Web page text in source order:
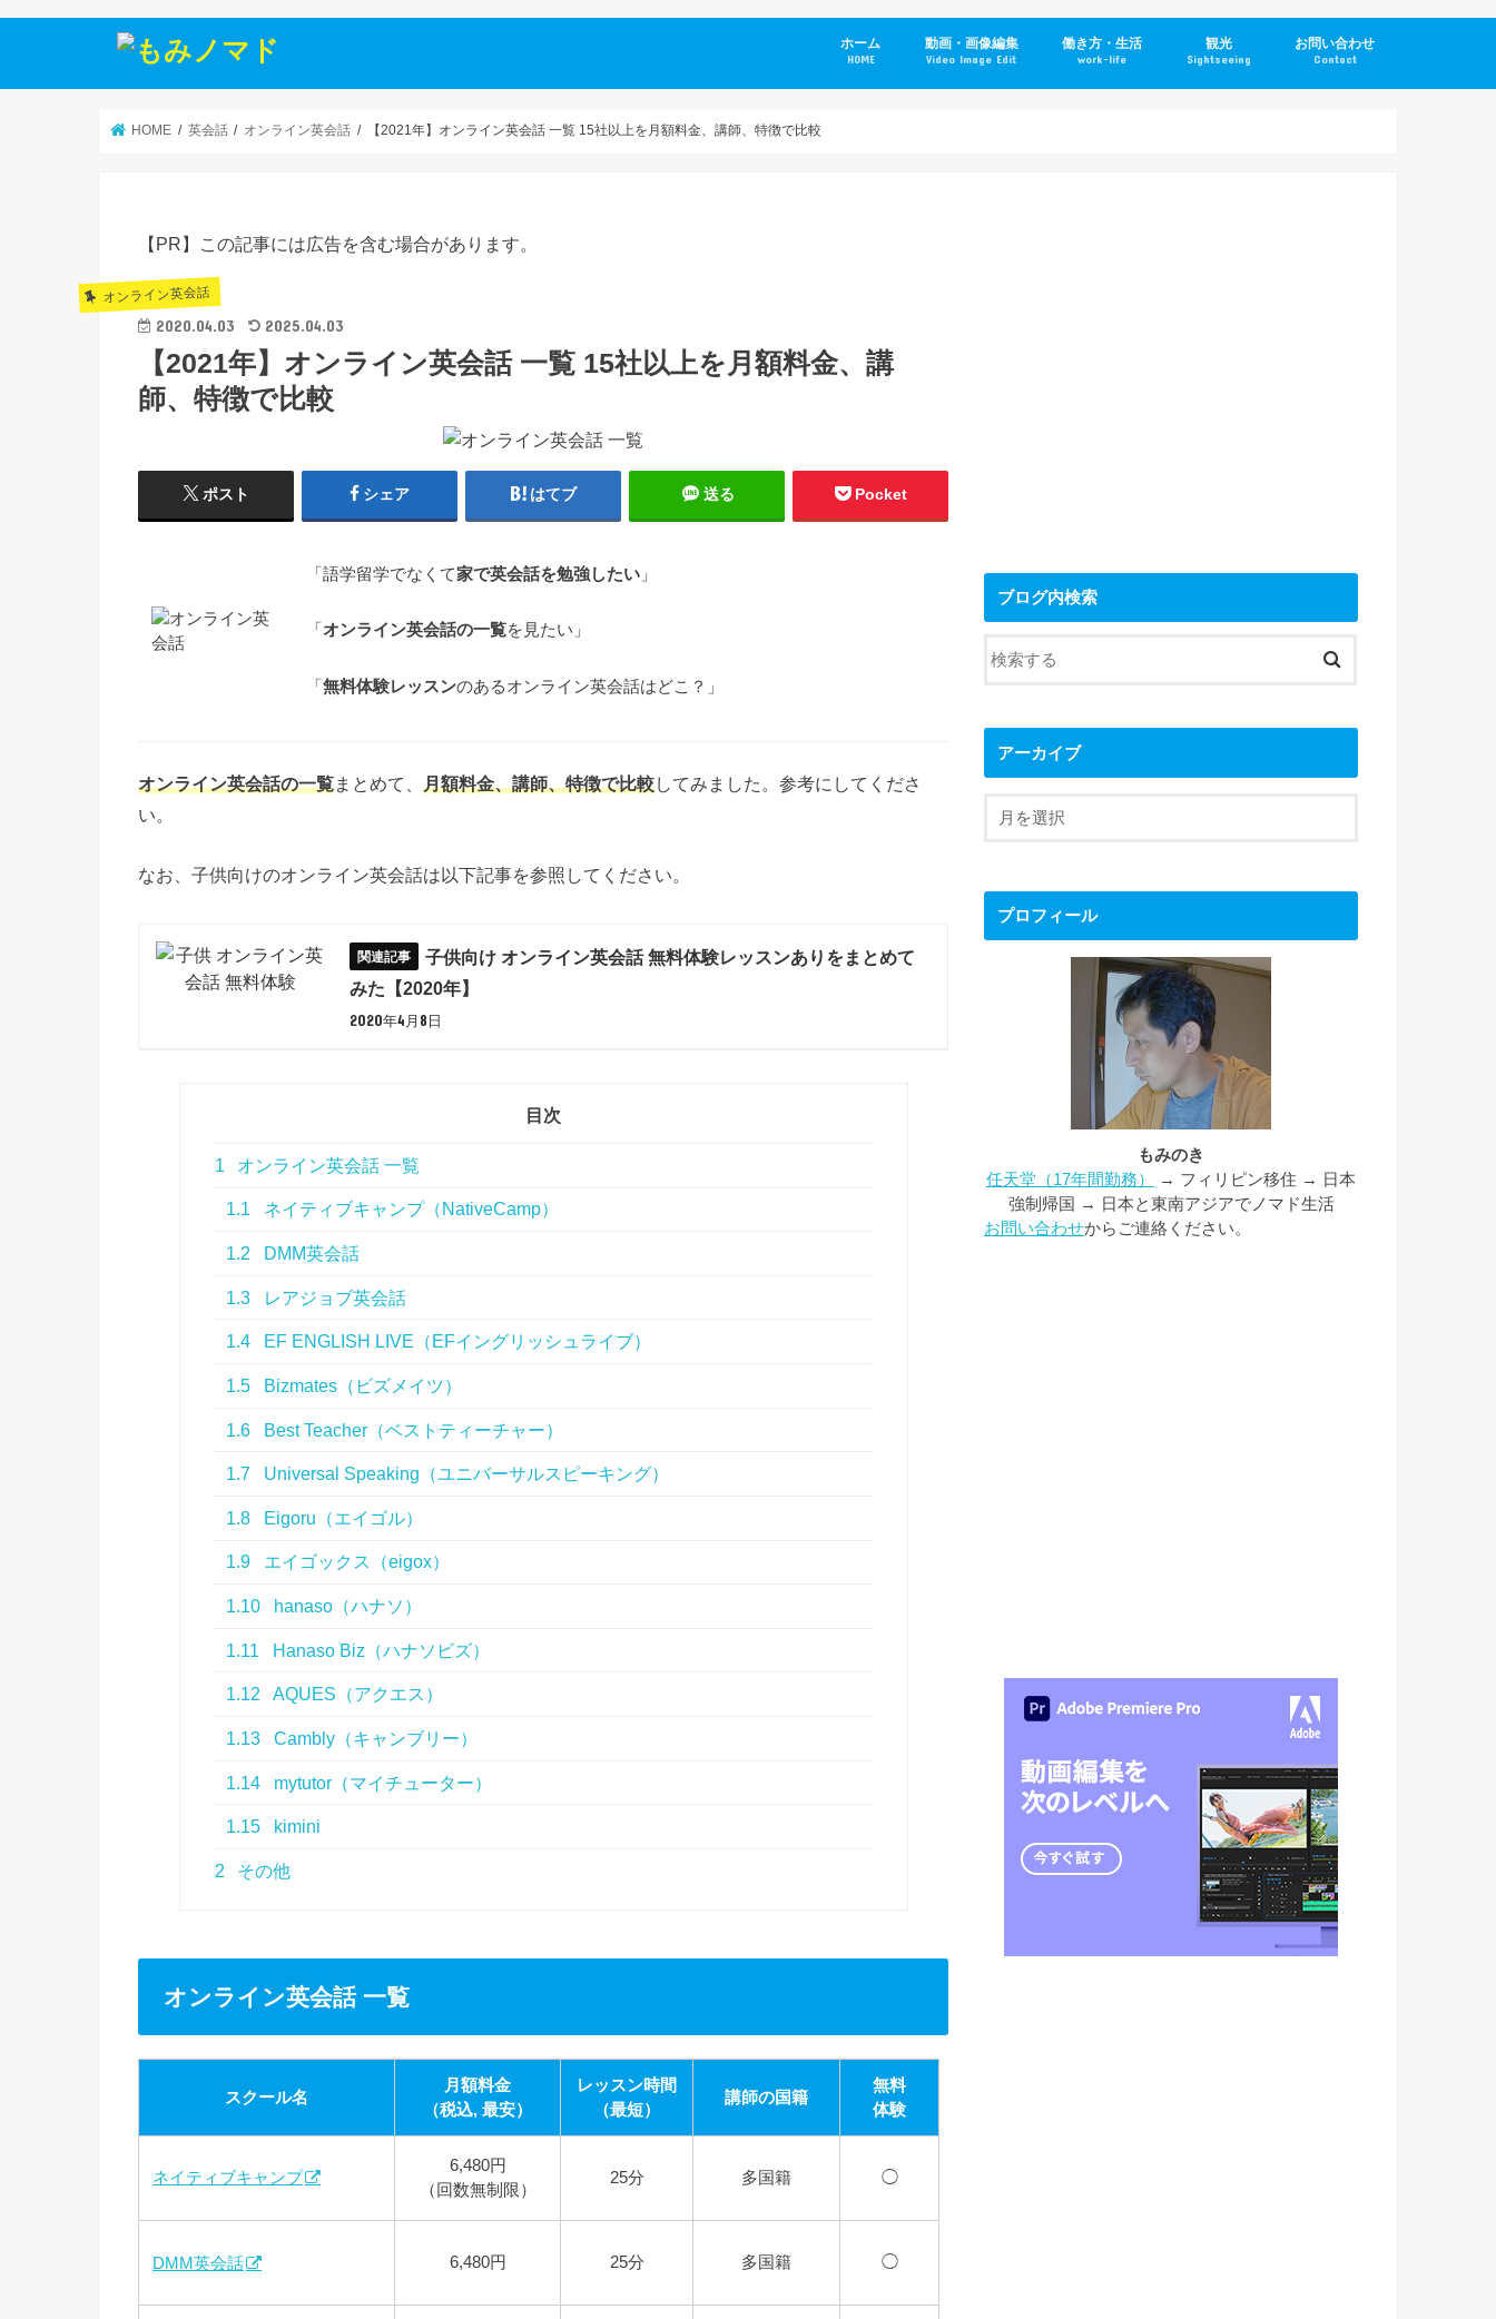
ホーム
HOME
動画・画像編集
Video Image Edit
働き方・生活
work-life
観光
Sightseeing
お問い合わせ
Contact
HOME 英会話 オンライン英会話 【2021年】オンライン英会話 一覧 15社以上を月額料金、講師、特徴で比較
【PR】この記事には広告を含む場合があります。
オンライン英会話
2020.04.03 2025.04.03
【2021年】オンライン英会話 一覧 15社以上を月額料金、講
師、特徴で比較
ポスト シェア はてブ 送る Pocket
「語学留学でなくて家で英会話を勉強したい 」
「オンライン英会話の一覧を見たい」
「無料体験レッスンのあるオンライン英会話はどこ？」
オンライン英会話の一覧まとめて、 月額料金、講師、特徴で比較してみました。参考にしてくださ
い。
なお、子供向けのオンライン英会話は以下記事を参照してください。
子供向け オンライン英会話 無料体験レッスンありをまとめて
みた【2020年】
2020年4月8日
目次
1 オンライン英会話 一覧
1.1 ネイティブキャンプ（NativeCamp）
1.2 DMM英会話
1.3 レアジョブ英会話
1.4 EF ENGLISH LIVE（EFイングリッシュライブ）
1.5 Bizmates（ビズメイツ）
1.6 Best Teacher（ベストティーチャー）
1.7 Universal Speaking（ユニバーサルスピーキング）
1.8 Eigoru（エイゴル）
1.9 エイゴックス（eigox）
1.10 hanaso（ハナソ）
1.11 Hanaso Biz（ハナソビズ）
1.12 AQUES（アクエス）
1.13 Cambly（キャンブリー）
1.14 mytutor（マイチューター）
1.15 kimini
2 その他
オンライン英会話 一覧
スクール名
月額料金
（税込, 最安）
レッスン時間
（最短）
講師の国籍
無料
体験
ネイティブキャンプ
6,480円
（回数無制限）
25分 多国籍 ◯
DMM英会話 6,480円 25分 多国籍 ◯
ブログ内検索
アーカイブ
プロフィール
もみのき
任天堂（17年間勤務）
→ フィリピン移住 → 日本
強制帰国 → 日本と東南アジアでノマド生活
お問い合わせからご連絡ください。